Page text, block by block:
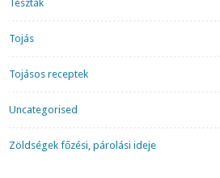
Tészták
Tojás
Tojásos receptek
Uncategorised
Zöldségek főzési, párolási ideje